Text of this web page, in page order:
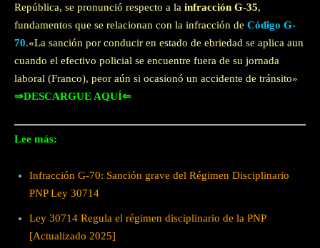
República, se pronunció respecto a la infracción G-35,
fundamentos que se relacionan con la infracción de Código G-
70.«La sanción por conducir en estado de ebriedad se aplica aun
cuando el efectivo policial se encuentre fuera de su jornada
laboral (Franco), peor aún si ocasionó un accidente de tránsito»
⇒DESCARGUE AQUÍ⇐
Lee más:
Infracción G-70: Sanción grave del Régimen Disciplinario
PNP Ley 30714
Ley 30714 Regula el régimen disciplinario de la PNP
[Actualizado 2025]